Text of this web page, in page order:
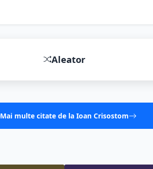
Aleator
Mai multe citate de la Ioan Crisostom